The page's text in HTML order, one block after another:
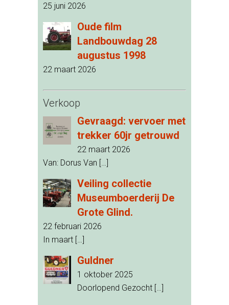
25 juni 2026
Oude film
Landbouwdag 28
augustus 1998
22 maart 2026
Verkoop
Gevraagd: vervoer met
trekker 60jr getrouwd
22 maart 2026
Van: Dorus Van […]
Veiling collectie
Museumboerderij De
Grote Glind.
22 februari 2026
In maart […]
Guldner
1 oktober 2025
Doorlopend Gezocht […]